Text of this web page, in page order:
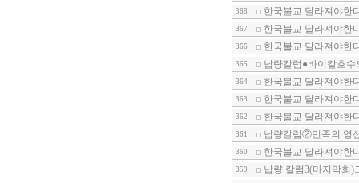
368 한국불교 달라져야한
367 한국불교 달라져야한
366 한국불교 달라져야한
365 납량칼럼●바이칼호수
364 한국불교 달라져야한
363 한국불교 달라져야한
362 한국불교 달라져야한
361 납량칼럼②민족의 영
360 한국불교 달라져야한
359 납량 칼럼3(마지막회)